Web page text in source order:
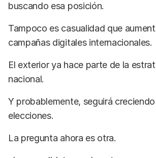
buscando esa posición.
Tampoco es casualidad que
campañas digitales internacionales.
El exterior ya hace parte de la
nacional.
Y probablemente, seguirá
elecciones.
La pregunta ahora es otra.